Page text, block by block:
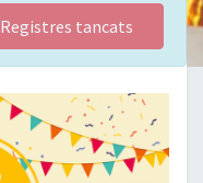
Registres tancats